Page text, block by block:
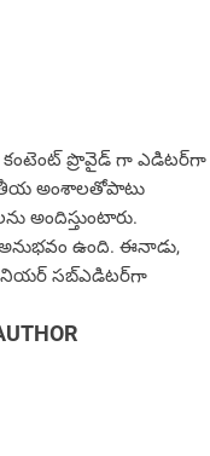
కంటెంట్ ప్రొవైడ్ గా ఎడిటర్‌గా
అంశాల‌తోపాటు
అందిస్తుంటారు.
ఉంది. ఈనాడు,
సీనియ‌ర్‌ స‌బ్ఎడిట‌ర్‌గా